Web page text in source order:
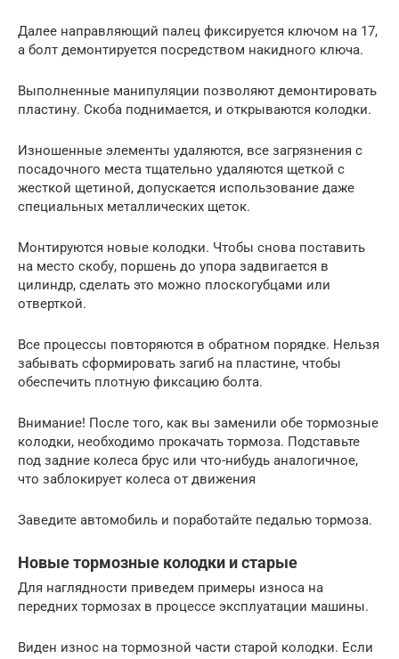
Далее направляющий палец фиксируется ключом на 17,
а болт демонтируется посредством накидного ключа.
Выполненные манипуляции позволяют демонтировать
пластину. Скоба поднимается, и открываются колодки.
Изношенные элементы удаляются, все загрязнения с
посадочного места тщательно удаляются щеткой с
жесткой щетиной, допускается использование даже
специальных металлических щеток.
Монтируются новые колодки. Чтобы снова поставить
на место скобу, поршень до упора задвигается в
цилиндр, сделать это можно плоскогубцами или
отверткой.
Все процессы повторяются в обратном порядке. Нельзя
забывать сформировать загиб на пластине, чтобы
обеспечить плотную фиксацию болта.
Внимание! После того, как вы заменили обе тормозные
колодки, необходимо прокачать тормоза. Подставьте
под задние колеса брус или что-нибудь аналогичное,
что заблокирует колеса от движения
Заведите автомобиль и поработайте педалью тормоза.
Новые тормозные колодки и старые
Для наглядности приведем примеры износа на
передних тормозах в процессе эксплуатации машины.
Виден износ на тормозной части старой колодки. Если